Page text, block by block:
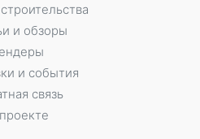
и обзоры
и события
связь